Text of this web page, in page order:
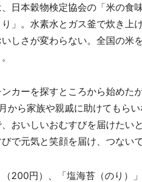
日本穀物検定協会の「米の食
」。水素水とガス釜で炊き上
しさが変わらない。全国の米
カーを探すところから始めた
から家族や親戚に助けてもら
おいしいおむすびを届けたい
で元気と笑顔を届け、つない
200円）、「塩海苔（のり）